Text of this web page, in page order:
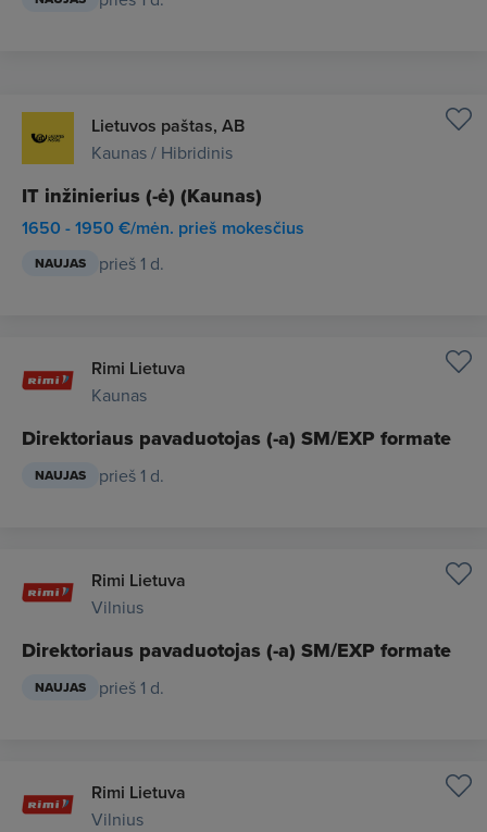
Lietuvos paštas, AB
Kaunas / Hibridinis
IT inžinierius (-ė) (Kaunas)
1650 - 1950 €/mėn. prieš mokesčius
NAUJAS prieš 1 d.
Rimi Lietuva
Kaunas
Direktoriaus pavaduotojas (-a) SM/EXP formate
NAUJAS prieš 1 d.
Rimi Lietuva
Vilnius
Direktoriaus pavaduotojas (-a) SM/EXP formate
NAUJAS prieš 1 d.
Rimi Lietuva
Vilnius